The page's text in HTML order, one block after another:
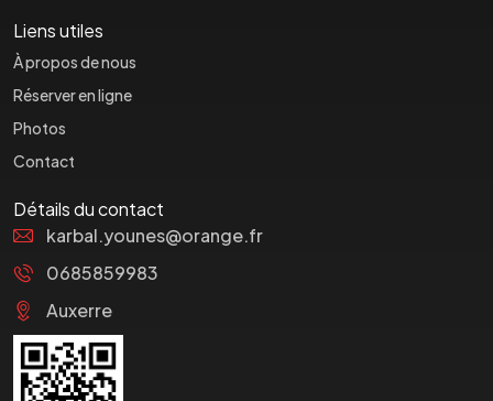
Liens utiles
À propos de nous
Réserver en ligne
Photos
Contact
Détails du contact
karbal.younes@orange.fr
0685859983
Auxerre